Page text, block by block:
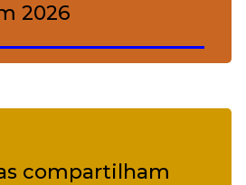
2026
repertório
de R$ 17
compartilham